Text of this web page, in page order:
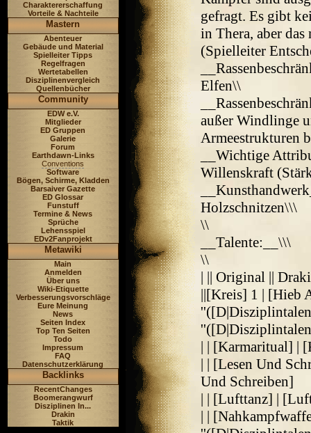
Charaktererschaffung
Vorteile & Nachteile
Mastern
Abenteuer
Gebäude und Material
Spielleiter Tipps
Regelfragen
Wertetabellen
Disziplinenvergleich
Quellenbücher
Community
EDW e.V.
Mitglieder
ED Gruppen
Galerie
Forum
Earthdawn-Links
Conventions
Software
Bögen, Schirme, Kladden
Barsaiver Gazette
ED Glossar
Funstuff
Termine & News
Sprüche
Lehensspiel
EDv2Fanprojekt
Metawiki
Main
Anmelden
Über uns
Wiki-Etiquette
Verbesserungsvorschläge
Eure Meinung
News
Seiten Index
Top Ten Seiten
Todo
Impressum
FAQ
Datenschutzerklärung
Backlinks
RecentChanges
Boomerangwurf
Disziplinen In...
Drakin
Taktik
gefragt. Es gibt
in Thera, aber
(Spielleiter
Elfen\\
außer Windlinge
Armeestrukturen
__Wichtige
Willenskraft
Holzschnitzen\\\
\\
__Talente:__\\\
\\
| || Original ||
||[Kreis] 1 | [Hieb
| | [Karmaritual] |
| | [Lesen Und
Und Schreiben]
| | [Lufttanz] |
| |